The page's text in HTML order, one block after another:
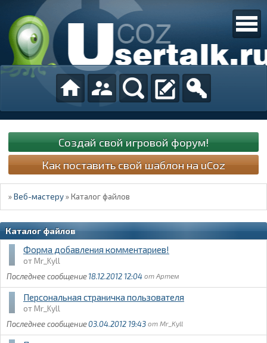
Создай свой игровой форум!
Как поставить свой шаблон на uCoz
»Веб-мастеру »Каталог файлов
Каталог файлов
Форма добавления комментариев!
Mr_Kyll
18.12.2012 12:04
Артем
Персональная страничка пользователя
Mr_Kyll
03.04.2012 19:43
Mr_Kyll